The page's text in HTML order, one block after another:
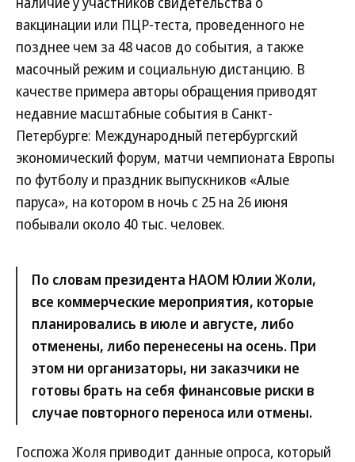
вакцинации или ПЦР-теста, проведенного не
позднее чем за 48 часов до события, а также
масочный режим и социальную дистанцию. В
качестве примера авторы обращения приводят
недавние масштабные события в Санкт-
Петербурге: Международный петербургский
экономический форум, матчи чемпионата Европы
по футболу и праздник выпускников «Алые
паруса», на котором в ночь с 25 на 26 июня
побывали около 40 тыс. человек.
По словам президента НАОМ Юлии Жоли,
все коммерческие мероприятия, которые
планировались в июле и августе, либо
отменены, либо перенесены на осень. При
этом ни организаторы, ни заказчики не
готовы брать на себя финансовые риски в
случае повторного переноса или отмены.
Госпожа Жоля приводит данные опроса, который